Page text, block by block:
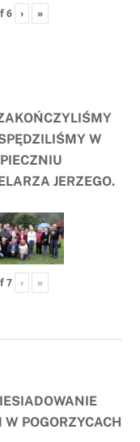
6 › »
W
JERZEGO.
7 › »
POGORZYCACH